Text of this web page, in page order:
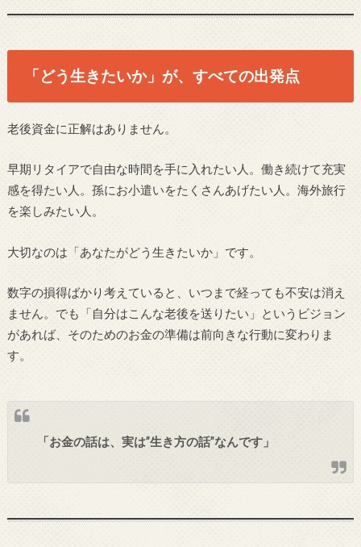
「どう生きたいか」が、すべての出発点
老後資金に正解はありません。
早期リタイアで自由な時間を手に入れたい人。働き続けて充実
感を得たい人。孫にお小遣いをたくさんあげたい人。海外旅行
を楽しみたい人。
大切なのは「あなたがどう生きたいか」です。
数字の損得ばかり考えていると、いつまで経っても不安は消え
ません。でも「自分はこんな老後を送りたい」というビジョン
があれば、そのためのお金の準備は前向きな行動に変わりま
す。
「お金の話は、実は”生き方の話”なんです」